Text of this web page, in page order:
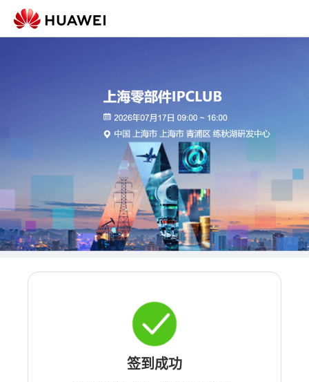
签到成功